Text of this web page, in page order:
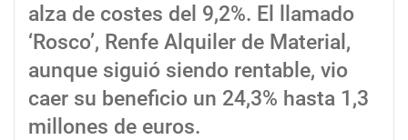
alza de costes del 9,2%. El llamado
‘Rosco’, Renfe Alquiler de Material,
aunque siguió siendo rentable, vio
caer su beneficio un 24,3% hasta 1,3
millones de euros.